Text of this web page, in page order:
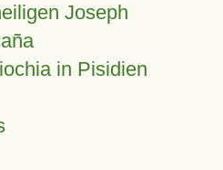
Joseph
in Pisidien